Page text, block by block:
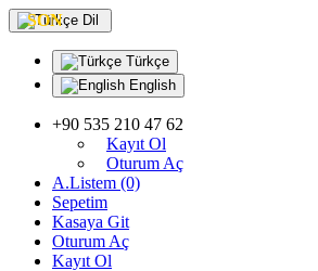
Dil
Türkçe
English
+90 535 210 47 62
Kayıt Ol
Oturum Aç
A.Listem (0)
Sepetim
Kasaya Git
Oturum Aç
Kayıt Ol
SON